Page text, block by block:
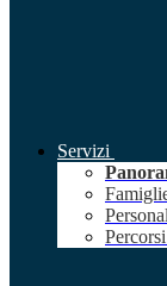
Servizi